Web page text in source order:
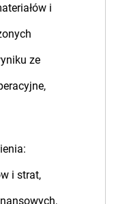
i
ze
i strat,